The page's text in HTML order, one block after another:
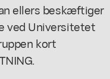
ellers beskæftiger
ved Universitetet
kort